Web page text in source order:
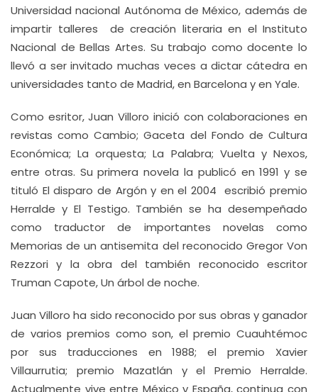
Universidad nacional Autónoma de México, además de
impartir talleres de creación literaria en el Instituto
Nacional de Bellas Artes. Su trabajo como docente lo
llevó a ser invitado muchas veces a dictar cátedra en
universidades tanto de Madrid, en Barcelona y en Yale.
Como esritor, Juan Villoro inició con colaboraciones en
revistas como Cambio; Gaceta del Fondo de Cultura
Económica; La orquesta; La Palabra; Vuelta y Nexos,
entre otras. Su primera novela la publicó en 1991 y se
tituló El disparo de Argón y en el 2004 escribió premio
Herralde y El Testigo. También se ha desempeñado
como traductor de importantes novelas como
Memorias de un antisemita del reconocido Gregor Von
Rezzori y la obra del también reconocido escritor
Truman Capote, Un árbol de noche.
Juan Villoro ha sido reconocido por sus obras y ganador
de varios premios como son, el premio Cuauhtémoc
por sus traducciones en 1988; el premio Xavier
Villaurrutia; premio Mazatlán y el Premio Herralde.
Actualmente vive entre México y España, continua con